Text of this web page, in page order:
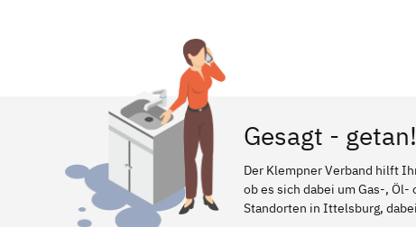
Gesagt -
Der Klempner Verband hilft
ob es sich dabei um Gas-,
Standorten in Ittelsburg,